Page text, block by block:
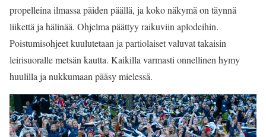
propelleina ilmassa päiden päällä, ja koko näkymä on täynnä
liikettä ja hälinää. Ohjelma päättyy raikuviin aplodeihin.
Poistumisohjeet kuulutetaan ja partiolaiset valuvat takaisin
leirisuoralle metsän kautta. Kaikilla varmasti onnellinen hymy
huulilla ja nukkumaan pääsy mielessä.